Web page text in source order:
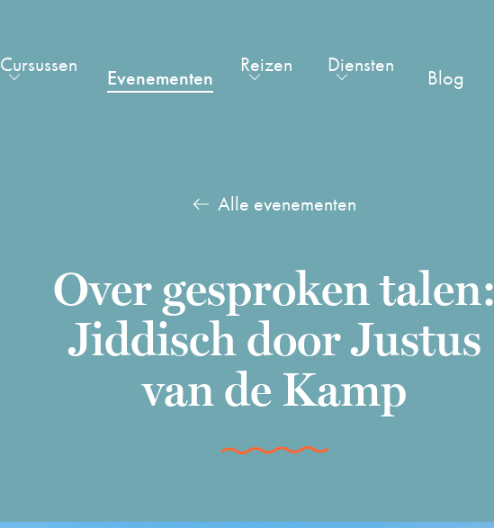
Cursussen Evenementen Reizen Diensten Blog
Alle evenementen
Over gesproken talen:
Jiddisch door Justus
van de Kamp